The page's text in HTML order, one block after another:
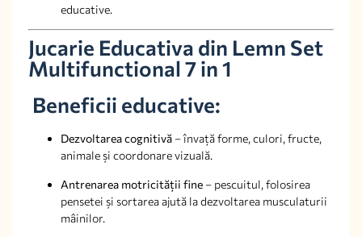
educative.
Jucarie Educativa din Lemn Set
Multifunctional 7 in 1
Beneficii educative:
Dezvoltarea cognitivă – învață forme, culori, fructe,
animale și coordonare vizuală.
Antrenarea motricității fine – pescuitul, folosirea
pensetei și sortarea ajută la dezvoltarea musculaturii
mâinilor.